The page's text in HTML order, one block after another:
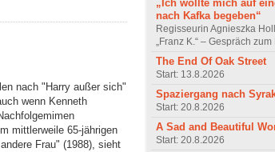
nach "Harry außer sich"
wenn Kenneth
mittlerweile 65-jährigen
Frau" (1988), sieht
„Ich wollte mich auf
nach Kafka begeben“
Regisseurin Agnieszka
„Franz K.“ – Gespräch
The End Of Oak Street
Start: 13.8.2026
Spaziergang nach
Start: 20.8.2026
A Sad and Beautiful
Start: 20.8.2026